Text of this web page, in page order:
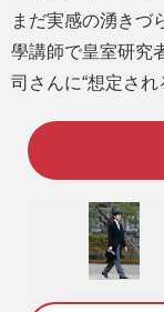
まだ実感の湧きづ
學講師で皇室研究
司さんに“想定され